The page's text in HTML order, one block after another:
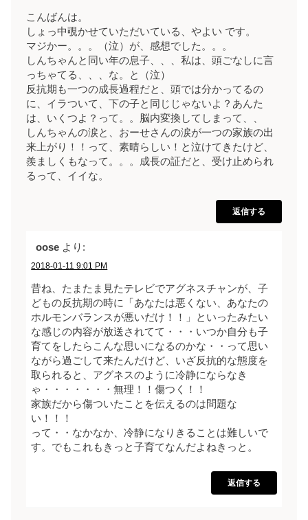
こんばんは。
しょっ中覗かせていただいている、やよい です。
マジかー。。。（泣）が、感想でした。。。
しんちゃんと同い年の息子、、、私は、頭ごなしに言
っちゃてる、、、な。と（泣）
反抗期も一つの成長過程だと、頭では分かってるの
に、イラついて、下の子と同じじゃないよ？あんた
は、いくつよ？って。。脳内変換してしまって、、
しんちゃんの涙と、おーせさんの涙が一つの家族の出
来上がり！！って、素晴らしい！と泣けてきたけど、
羨ましくもなって。。。成長の証だと、受け止められ
るって、イイな。
返信する
oose より:
2018-01-11 9:01 PM
昔ね、たまたま見たテレビでアグネスチャンが、子
どもの反抗期の時に「あなたは悪くない、あなたの
ホルモンバランスが悪いだけ！！」といったみたい
な感じの内容が放送されてて・・・いつか自分も子
育てをしたらこんな思いになるのかな・・って思い
ながら過ごして来たんだけど、いざ反抗的な態度を
取られると、アグネスのように冷静にならなき
ゃ・・・・・・・無理！！傷つく！！
家族だから傷ついたことを伝えるのは問題な
い！！！
って・・なかなか、冷静になりきることは難しいで
す。でもこれもきっと子育てなんだよねきっと。
返信する